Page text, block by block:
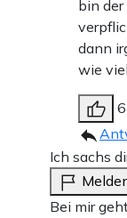
bin der
dann
wie
6
Ich sachs
Bei mir